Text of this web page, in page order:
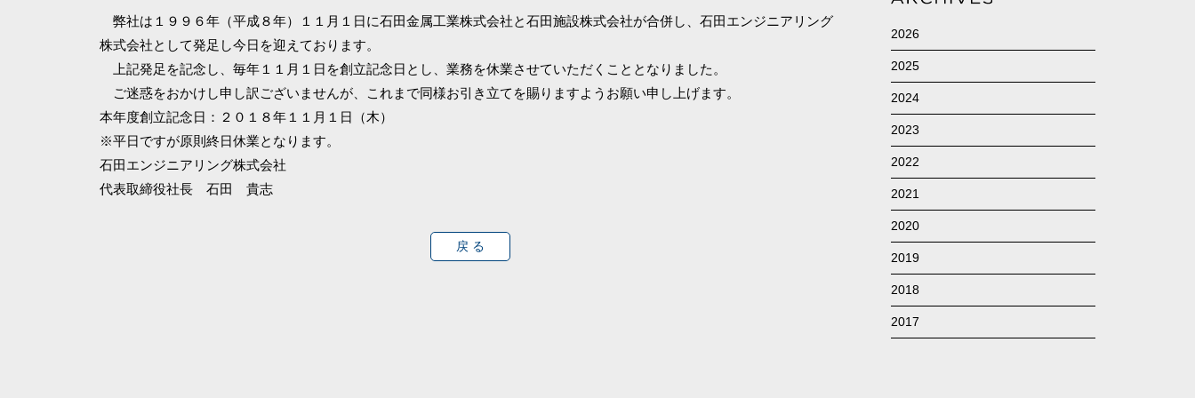
弊社は１９９６年（平成８年）１１月１日に石田金属工業株式会社と石田施設株式会社が合併し、石田エンジニアリング
株式会社として発足し今日を迎えております。
上記発足を記念し、毎年１１月１日を創立記念日とし、業務を休業させていただくこととなりました。
ご迷惑をおかけし申し訳ございませんが、これまで同様お引き立てを賜りますようお願い申し上げます。
本年度創立記念日：２０１８年１１月１日（木）
※平日ですが原則終日休業となります。
石田エンジニアリング株式会社
代表取締役社長 石田 貴志
戻 る
2026
2025
2024
2023
2022
2021
2020
2019
2018
2017